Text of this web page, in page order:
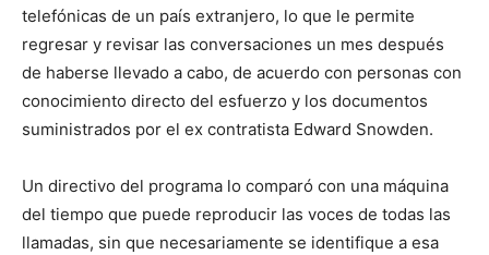
telefónicas de un país extranjero, lo que le permite
regresar y revisar las conversaciones un mes después
de haberse llevado a cabo, de acuerdo con personas con
conocimiento directo del esfuerzo y los documentos
suministrados por el ex contratista Edward Snowden.
Un directivo del programa lo comparó con una máquina
del tiempo que puede reproducir las voces de todas las
llamadas, sin que necesariamente se identifique a esa